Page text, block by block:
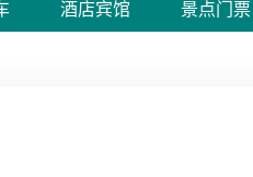
酒店宾馆 景点门票